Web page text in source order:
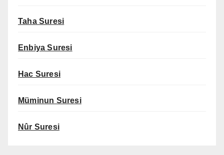
Taha Suresi
Enbiya Suresi
Hac Suresi
Müminun Suresi
Nûr Suresi